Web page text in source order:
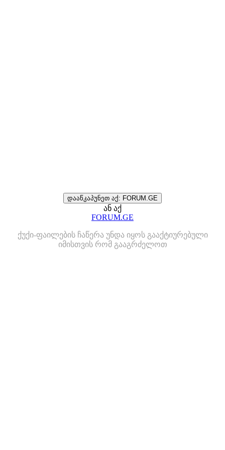
დააწკაპუნეთ აქ: FORUM.GE
ან აქ
FORUM.GE
ქუქი-ფაილების ჩაწერა უნდა იყოს გააქტიურებული
იმისთვის რომ გააგრძელოთ